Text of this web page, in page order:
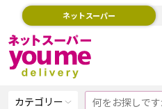
ネットスーパー
カテゴリー